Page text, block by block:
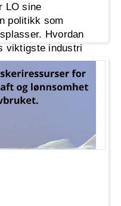
LO sine
politikk som
Hvordan
viktigste industri